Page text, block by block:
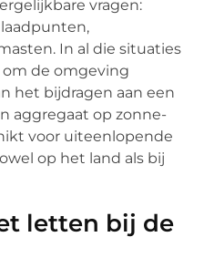
vragen:
In al die situaties
de omgeving
het bijdragen aan een
aggregaat op zonne-
voor uiteenlopende
op het land als bij
letten bij de